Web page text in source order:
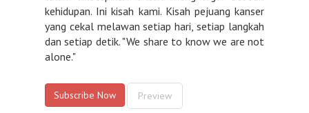
kehidupan. Ini kisah kami. Kisah pejuang kanser
yang cekal melawan setiap hari, setiap langkah
dan setiap detik. "We share to know we are not
alone."
Subscribe Now Preview